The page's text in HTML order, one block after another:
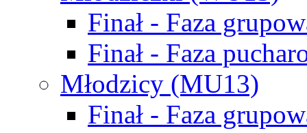
Finał - Faza
Finał - Faza
Młodzicy (MU13)
Finał - Faza